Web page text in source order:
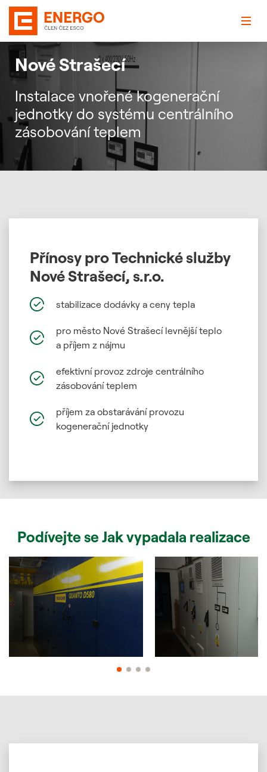
Nové Strašecí
Instalace vnořené kogenerační
jednotky do systému centrálního
zásobování teplem
Přínosy pro Technické služby
Nové Strašecí, s.r.o.
stabilizace dodávky a ceny tepla
pro město Nové Strašecí levnější teplo
a příjem z nájmu
efektivní provoz zdroje centrálního
zásobování teplem
příjem za obstarávání provozu
kogenerační jednotky
Podívejte se Jak vypadala realizace